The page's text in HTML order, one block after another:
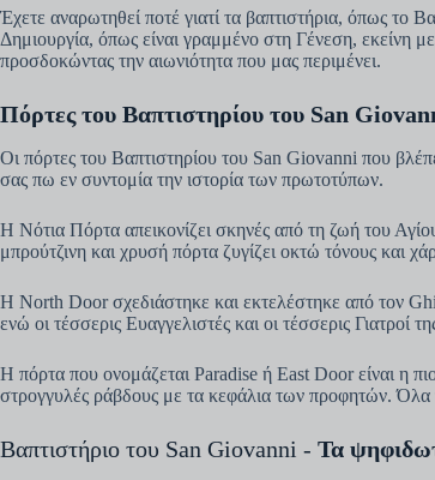
Έχετε αναρωτηθεί ποτέ γιατί τα βαπτιστήρια, όπως το
Δημιουργία, όπως είναι γραμμένο στη Γένεση, εκείνη
προσδοκώντας την αιωνιότητα που μας περιμένει.
Πόρτες του Βαπτιστηρίου του San
Οι πόρτες του Βαπτιστηρίου του San Giovanni που
σας πω εν συντομία την ιστορία των πρωτοτύπων.
Η Νότια Πόρτα απεικονίζει σκηνές από τη ζωή του
μπρούτζινη και χρυσή πόρτα ζυγίζει οκτώ τόνους
Η North Door σχεδιάστηκε και εκτελέστηκε από τον
ενώ οι τέσσερις Ευαγγελιστές και οι τέσσερις Γιατροί
Η πόρτα που ονομάζεται Paradise ή East Door είναι η
στρογγυλές ράβδους με τα κεφάλια των προφητών.
Βαπτιστήριο του San Giovanni - Τα